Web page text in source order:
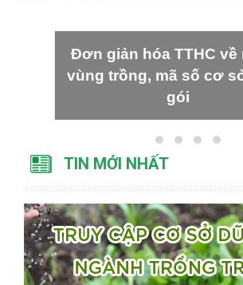
Đơn giản hóa TTHC về
vùng trồng, mã số cơ
gói
TIN MỚI NHẤT